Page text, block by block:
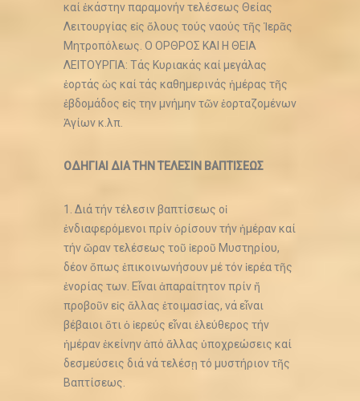
καί ἑκάστην παραμονήν τελέσεως Θείας
Λειτουργίας εἰς ὅλους τούς ναούς τῆς Ἱερᾶς
Μητροπόλεως. Ο ΟΡΘΡΟΣ ΚΑΙ Η ΘΕΙΑ
ΛΕΙΤΟΥΡΓΙΑ: Τάς Κυριακάς καί μεγάλας
ἑορτάς ὡς καί τάς καθημερινάς ἡμέρας τῆς
ἑβδομάδος εἰς την μνήμην τῶν ἑορταζομένων
Ἁγίων κ.λπ.
ΟΔΗΓΙΑΙ ΔΙΑ ΤΗΝ ΤΕΛΕΣΙΝ ΒΑΠΤΙΣΕΩΣ
1. Διά τήν τέλεσιν βαπτίσεως οἱ
ἐνδιαφερόμενοι πρίν ὁρίσουν τήν ἡμέραν καί
τήν ὥραν τελέσεως τοῦ ἱεροῦ Μυστηρίου,
δέον ὅπως ἐπικοινωνήσουν μέ τόν ἱερέα τῆς
ἐνορίας των. Εἶναι ἀπαραίτητον πρίν ἤ
προβοῦν εἰς ἄλλας ἑτοιμασίας, νά εἶναι
βέβαιοι ὅτι ὁ ἱερεύς εἶναι ἐλεύθερος τήν
ἡμέραν ἐκείνην ἀπό ἄλλας ὑποχρεώσεις καί
δεσμεύσεις διά νά τελέσῃ τό μυστήριον τῆς
Βαπτίσεως.